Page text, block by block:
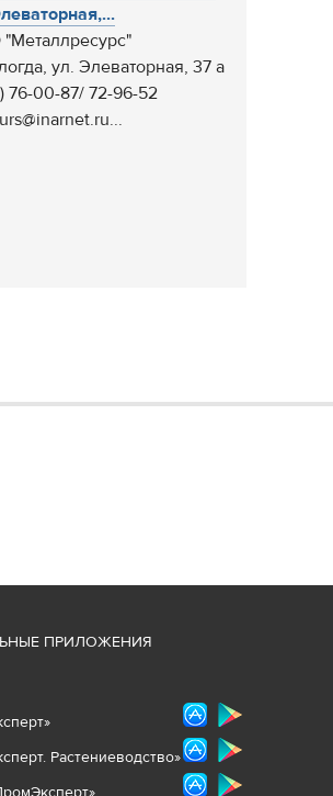
ул. Элеваторная, 37 а
76-00-87/ 72-96-52
ПРИЛОЖЕНИЯ
»
Растениеводство»